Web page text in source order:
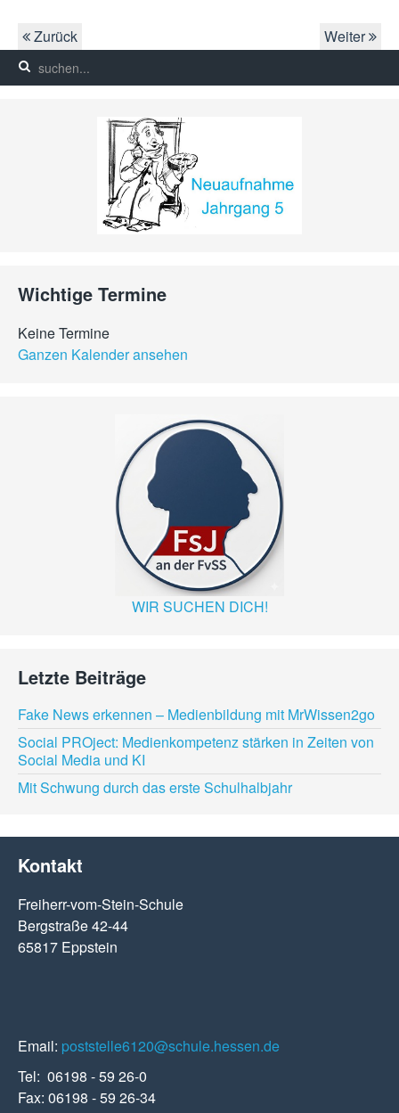
Zurück Weiter
Wichtige Termine
Keine Termine
Ganzen Kalender ansehen
WIR SUCHEN DICH!
Letzte Beiträge
Fake News erkennen – Medienbildung mit MrWissen2go
Social PROject: Medienkompetenz stärken in Zeiten von
Social Media und KI
Mit Schwung durch das erste Schulhalbjahr
Kontakt
Freiherr-vom-Stein-Schule
Bergstraße 42-44
65817 Eppstein
Email: poststelle6120@schule.hessen.de
Tel: 06198 - 59 26-0
Fax: 06198 - 59 26-34